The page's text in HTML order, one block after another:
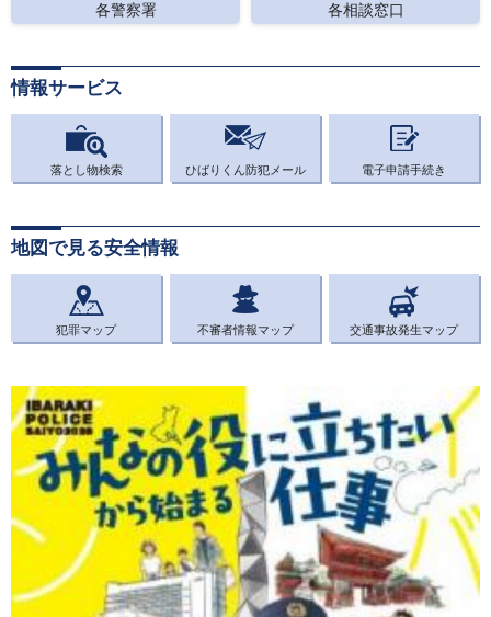
各警察署 各相談窓口
情報サービス
落とし物検索 ひばりくん防犯メール 電子申請手続き
地図で見る安全情報
犯罪マップ 不審者情報マップ 交通事故発生マップ